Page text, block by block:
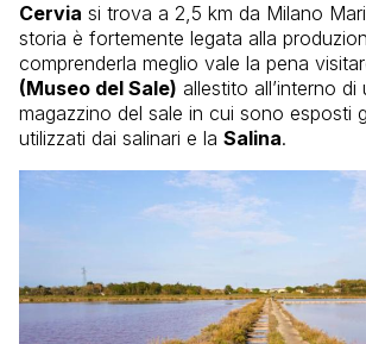
Cervia si trova a 2,5 km da Milano
storia è fortemente legata alla
comprenderla meglio vale la pena
(Museo del Sale) allestito all’interno di
magazzino del sale in cui sono esposti
utilizzati dai salinari e la Salina.